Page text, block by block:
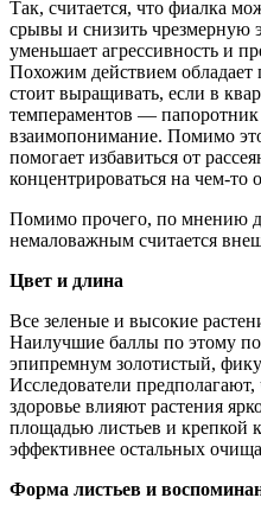
Так, считается, что фиалка
срывы и снизить чрезмерную
уменьшает агрессивность и
Похожим действием обладает
стоит выращивать, если в
темпераментов —
взаимопонимание. Помимо
помогает избавиться от
концентрироваться на чем-то
Помимо прочего, по мнению
немаловажным считается
Цвет и длина
Все зеленые и высокие
Наилучшие баллы по этому
эпипремнум золотистый,
Исследователи
здоровье влияют растения
площадью листьев и крепкой
эффективнее остальных
Форма листьев и